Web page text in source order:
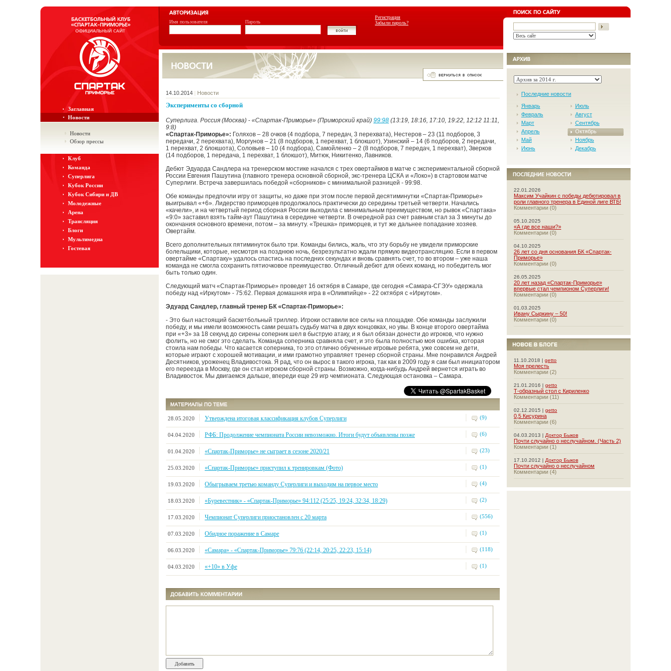
Регистрация
Забыли пароль?
Имя пользователя Пароль
Заглавная
Новости
Новости
Обзор прессы
Клуб
Команда
Суперлига
Кубок России
Кубок Сибири и ДВ
Молодежные
Арена
Трансляция
Блоги
Мультимедиа
Гостевая
14.10.2014 | Новости
Эксперименты со сборной
Суперлига. Россия (Москва) - «Спартак-Приморье» (Приморский край) 99:98 (13:19, 18:16, 17:10, 19:22, 12:12 11:11,
9:8)
«Спартак-Приморье»: Голяхов – 28 очков (4 подбора, 7 передач, 3 перехвата), Нестеров – 23 (11 подборов, 3
передачи, 2 перехвата), Моргунов – 21 (8 подборов, 1 перехват, 1 блокшот), Узинский – 14 (6 подборов, 2 передачи,
1 перехват, 2 блокшота), Соловьев – 10 (4 подбора), Самойленко – 2 (8 подборов, 7 передач, 1 перехват), Зверков
(14 подборов, 1 передача, 1 перехват, 1 блокшот), Митюк, Никитенко, Лавников.
Дебют Эдуарда Сандлера на тренерском мостике начался с трех овертаймов в матче с экспериментальной сборной
России Евгения Пашутина (главного тренера основной сборной, экс-тренера ЦСКА и «Локо») в стартовом матче
Суперлиги. Встреча завершилась победой «сборников» с минимальной разницей - 99:98.
Обе команды предпочли игру от защиты, но даже при этом после первой десятиминутки «Спартак-Приморье»
выигрывал «+6». Лидерство приморцев продолжалось практически до середины третьей четверти. Начались
«качели», и на четвертый период сборная России выходила с минимальным преимуществом, но рывок «Спартака»
«9:0» заставил взять тайм-аут Пашутина в середине четверти. В очередной раз счет равным стал за 3 минуты до
окончания основного времени, потом – за минуту. «Трешка» приморцев, и тут же дальнее попадание хозяев.
Овертайм.
Всего дополнительных пятиминуток было три. Команды бились, жаль, что эту борьбу не увидели приморские
болельщики, которые, несмотря на позднюю ночь, безрезультатно ждали прямую видеотрансляцию. Если в первом
овертайме «Спартаку» удалось спастись на последних секундах и вновь сравнять счет, то во втором – уже наша
команда не смогла сохранить пятиочковое преимущество. Отличный дебют для обеих команд, но победитель мог
быть только один.
Следующий матч «Спартак-Приморье» проведет 16 октября в Самаре, где сегодня «Самара-СГЭУ» одержала
победу над «Иркутом» - 75:62. Первая домашняя игра в «Олимпийце» - 22 октября с «Иркутом».
Эдуард Сандлер, главный тренер БК «Спартак-Приморье»:
- Это был настоящий баскетбольный триллер. Игроки оставили все силы на площадке. Обе команды заслужили
победу, и мы имели возможность сами решать судьбу матча в двух концовках, но увы. В конце второго овертайма
при «+3» за 18 секунд до сирены соперник шел в быструю атаку, и я был обязан донести до игроков, что нужно
фолить, но не смог это сделать. Команда соперника сравняла счет, и это была полностью моя ошибка, которая
стоила нам победы. Что касается соперника, то это отлично обученные игровые ребята, уже совсем не дети,
которые играют с хорошей мотивации, и ими грамотно управляет тренер сборной страны. Мне понравился Андрей
Десятников, уроженец Владивостока. Я рад, что он вырос в такого игрока, так как в 2009 году я сам был инициатором
его переезда в Москву, где он стал игроком сборной страны. Возможно, когда-нибудь Андрей вернется играть во
Владивосток. Мы двигаемся дальше, впереди еще 29 игр чемпионата. Следующая остановка – Самара.
28.05.2020 Утверждена итоговая классификация клубов Суперлиги (9)
04.04.2020 РФБ: Продолжение чемпионата России невозможно. Итоги будут объявлены позже (6)
01.04.2020 «Спартак-Приморье» не сыграет в сезоне 2020/21 (23)
25.03.2020 «Спартак-Приморье» приступил к тренировкам (Фото) (1)
19.03.2020 Обыгрываем третью команду Суперлиги и выходим на первое место (4)
18.03.2020 «Буревестник» - «Спартак-Приморье» 94:112 (25:25, 19:24, 32:34, 18:29) (2)
17.03.2020 Чемпионат Суперлиги приостановлен с 20 марта (556)
07.03.2020 Обидное поражение в Самаре (1)
06.03.2020 «Самара» - «Спартак-Приморье» 79:76 (22:14, 20:25, 22:23, 15:14) (118)
04.03.2020 «+10» в Уфе (1)
Последние новости
Январь
Февраль
Март
Апрель
Май
Июнь
Июль
Август
Сентябрь
Октябрь
Ноябрь
Декабрь
22.01.2026
Максим Учайкин с победы дебютировал в
роли главного тренера в Единой лиге ВТБ!
Комментарии (0)
05.10.2025
«А где все наши?»
Комментарии (0)
04.10.2025
26 лет со дня основания БК «Спартак-
Приморье»
Комментарии (0)
26.05.2025
20 лет назад «Спартак-Приморье»
впервые стал чемпионом Суперлиги!
Комментарии (0)
01.03.2025
Ивану Сыркину – 50!
Комментарии (0)
11.10.2018 | getto
Моя прелесть
Комментарии (2)
21.01.2016 | getto
Т-образный стол с Кириленко
Комментарии (11)
02.12.2015 | getto
0,5 Кисурина
Комментарии (6)
04.03.2013 | Доктор Быков
Почти случайно о неслучайном. (Часть 2)
Комментарии (1)
17.10.2012 | Доктор Быков
Почти случайно о неслучайном
Комментарии (4)